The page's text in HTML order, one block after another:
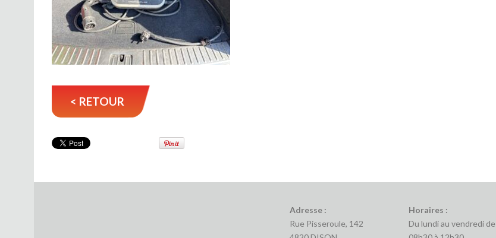
< RETOUR
Adresse :
Rue Pisseroule, 142
Horaires :
Du lundi au vendredi de